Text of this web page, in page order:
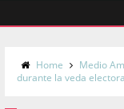
Home Medio
durante la veda